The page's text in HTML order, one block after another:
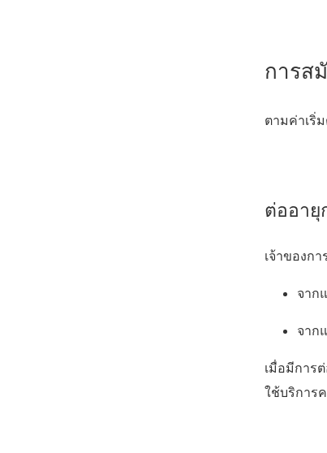
การส
ตามค่าเริ่
ต่ออายุ
เจ้าของก
จาก
จาก
เมื่อมีการ
ใช้บริการ